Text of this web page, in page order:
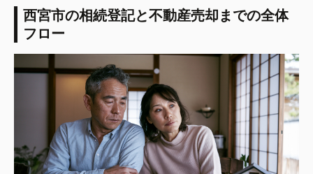
西宮市の相続登記と不動産売却までの全体
フロー